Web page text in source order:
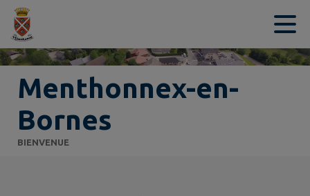
Contenu
Menthonnex-en-
Bornes
BIENVENUE